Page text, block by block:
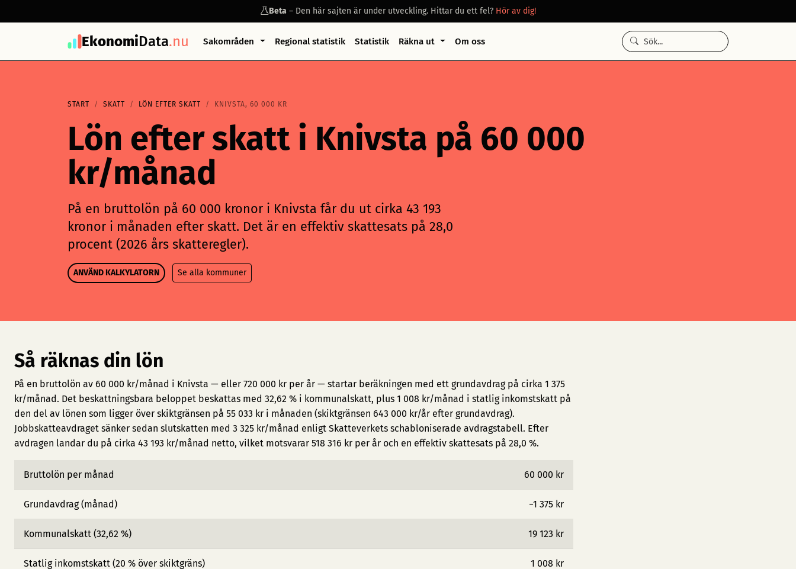
Beta– Den här sajten är under utveckling. Hittar du ett fel? Hör av dig!
EkonomiData.nu Sakområden Regional statistik Statistik Räkna ut Om oss
START SKATT LÖN EFTER SKATT KNIVSTA, 60 000 KR
Lön efter skatt i Knivsta på 60 000
kr/månad
På en bruttolön på 60 000 kronor i Knivsta får du ut cirka 43 193
kronor i månaden efter skatt. Det är en effektiv skattesats på 28,0
procent (2026 års skatteregler).
ANVÄND KALKYLATORN Se alla kommuner
Så räknas din lön
På en bruttolön av 60 000 kr/månad i Knivsta — eller 720 000 kr per år — startar beräkningen med ett grundavdrag på cirka 1 375
kr/månad. Det beskattningsbara beloppet beskattas med 32,62 % i kommunalskatt, plus 1 008 kr/månad i statlig inkomstskatt på
den del av lönen som ligger över skiktgränsen på 55 033 kr i månaden (skiktgränsen 643 000 kr/år efter grundavdrag).
Jobbskatteavdraget sänker sedan slutskatten med 3 325 kr/månad enligt Skatteverkets schabloniserade avdragstabell. Efter
avdragen landar du på cirka 43 193 kr/månad netto, vilket motsvarar 518 316 kr per år och en effektiv skattesats på 28,0 %.
Bruttolön per månad 60 000 kr
Grundavdrag (månad) −1 375 kr
Kommunalskatt (32,62 %) 19 123 kr
Statlig inkomstskatt (20 % över skiktgräns) 1 008 kr